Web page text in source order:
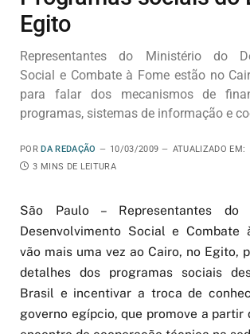
Egito
Representantes do Ministério do
Social e Combate à Fome estão no
para falar dos mecanismos de
programas, sistemas de informação e
POR DA REDAÇÃO 10/03/2009 ATUALIZADO EM:
3 MINS DE LEITURA
São Paulo – Representantes do
Desenvolvimento Social e Combate
vão mais uma vez ao Cairo, no Egito,
detalhes dos programas sociais
Brasil e incentivar a troca de
governo egípcio, que promove a partir